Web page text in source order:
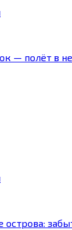
— полёт в
острова: